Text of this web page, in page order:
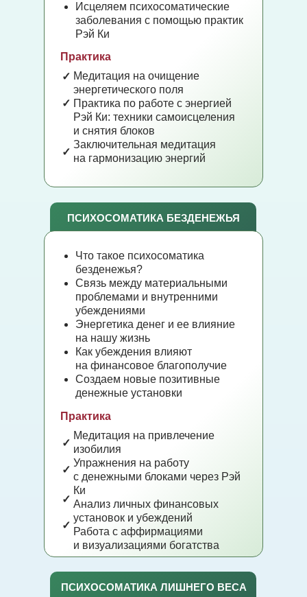
Исцеляем психосоматические
заболевания с помощью практик
Рэй Ки
Практика
Медитация на очищение
энергетического поля
Практика по работе с энергией
Рэй Ки: техники самоисцеления
и снятия блоков
Заключительная медитация
на гармонизацию энергий
✓
✓
✓
ПСИХОСОМАТИКА БЕЗДЕНЕЖЬЯ
Что такое психосоматика
безденежья?
Связь между материальными
проблемами и внутренними
убеждениями
Энергетика денег и ее влияние
на нашу жизнь
Как убеждения влияют
на финансовое благополучие
Создаем новые позитивные
денежные установки
Практика
Медитация на привлечение
изобилия
Упражнения на работу
с денежными блоками через Рэй
Ки
Анализ личных финансовых
установок и убеждений
Работа с аффирмациями
и визуализациями богатства
✓
✓
✓
✓
ПСИХОСОМАТИКА ЛИШНЕГО ВЕСА